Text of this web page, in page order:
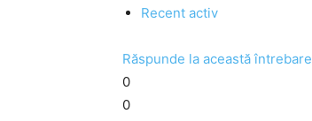
Recent activ
Răspunde la această întrebare
0
0